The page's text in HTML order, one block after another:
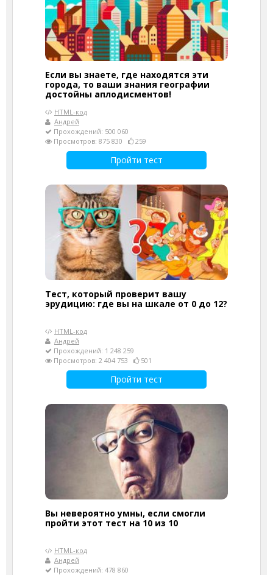
Если вы знаете, где находятся эти
города, то ваши знания географии
достойны аплодисментов!
HTML-код
Андрей
Прохождений: 500 060
Просмотров: 875 830
259
Пройти тест
Тест, который проверит вашу
эрудицию: где вы на шкале от 0 до 12?
HTML-код
Андрей
Прохождений: 1 248 259
Просмотров: 2 404 753
501
Пройти тест
Вы невероятно умны, если смогли
пройти этот тест на 10 из 10
HTML-код
Андрей
Прохождений: 478 860